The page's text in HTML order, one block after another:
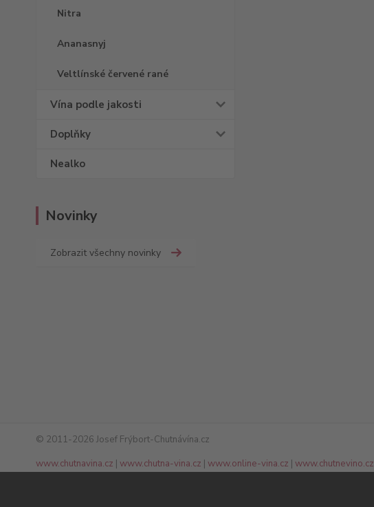
Nitra
Ananasnyj
Veltlínské červené rané
Vína podle jakosti
Doplňky
Nealko
Novinky
Zobrazit všechny novinky
© 2011-2026 Josef Frýbort-Chutnávína.cz
www.chutnavina.cz | www.chutna-vina.cz | www.online-vina.cz | www.chutnevino.cz